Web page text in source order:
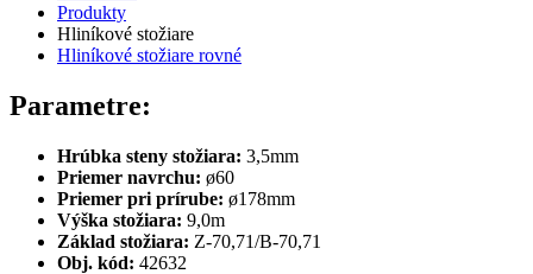
Produkty
Hliníkové stožiare
Hliníkové stožiare rovné
Parametre:
Hrúbka steny stožiara: 3,5mm
Priemer navrchu: ø60
Priemer pri prírube: ø178mm
Výška stožiara: 9,0m
Základ stožiara: Z-70,71/B-70,71
Obj. kód: 42632